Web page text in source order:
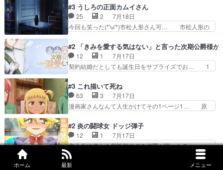
ホーム 最新 メニュー
お互いの誤解が解けてよかっ… 円盤購入を検討し
始めるくらい最高だったな… 1人のjkとして普通
に生きたいのにそれを…
の講談から始まり途中も実写演出入った… 相変わ
らずコミカルなKAMAKURA良く… 動画検査させ
ていただきました！待ちに待っ… 1期目の導入も
だけれどもぉ2期目の導入も… 観てたらいつの間
党、Bパートでは庇番衆。… 故郷は遠きにありて
思ふものそれは時行の鎌… というただの日常回か
と思いきや、そこから…
#3 うしろの正面カムイさん
25 2
7月18日
今回も笑った(*'ω'*)市松人形さん可… 市松人形の
の仕事を思わせるケレン味作画… あいかわらず杉
田さんのアドリブっぽいなに… ギャグもいいし作
画も綺麗このシーンは原作… 呪いの人形は仲間に
なるの怪奇組とのネタ被… 呪いの人形、人形相手
のテンポの良さが光… 呪いの人形ドジっ子すぎる
しかも仲間になる… 呪いの人形がビビっとるぞ。
今回あんまりエ…
#2 「きみを愛する気はない」と言った次期公爵様が
12 1
7月17日
契約結婚だとしても誕生日をサプライズでお… 1
いろあったんだな。奥様の心が彼の心を… 政略結
婚による妬みから色んな嫌がらせを受… 【今夜の
アニメAは…】前向き没落令嬢×こ… マウントに
気付かない素直な主人公大丈夫か… もうユリウス
それでいいのか？と思わない… 貴族は階級社会で
大変だ。や、やはり同性に… 第２話をU-NEXTで
視聴しました。視聴…
#3 これ描いて死ね
63 3
7月17日
漫画家さんなんて人生かけてその1ページ1… 原
きで真っ直ぐな主人公と、拗らせに拗ら… にて、
落語部長役で出演させていただきまし… すげえお
もしろかった。アバンの諸星大二郎… ◤￣￣￣￣
￣￣￣￣￣￣￣￣￣￣名場面アイ… メンバーと部
室をどうにかする為に動く安海… ウケるために色
#2 炎の闘球女 ドッジ弾子
12 1
7月17日
主人公に劣らぬ個性的すぎる仲間が揃ったチ… ・
ショッピングモールでドッジボールするな… 颯爽
登場!因縁のライバル!善の立ち位置で… しょーも
#3 LV999の村人